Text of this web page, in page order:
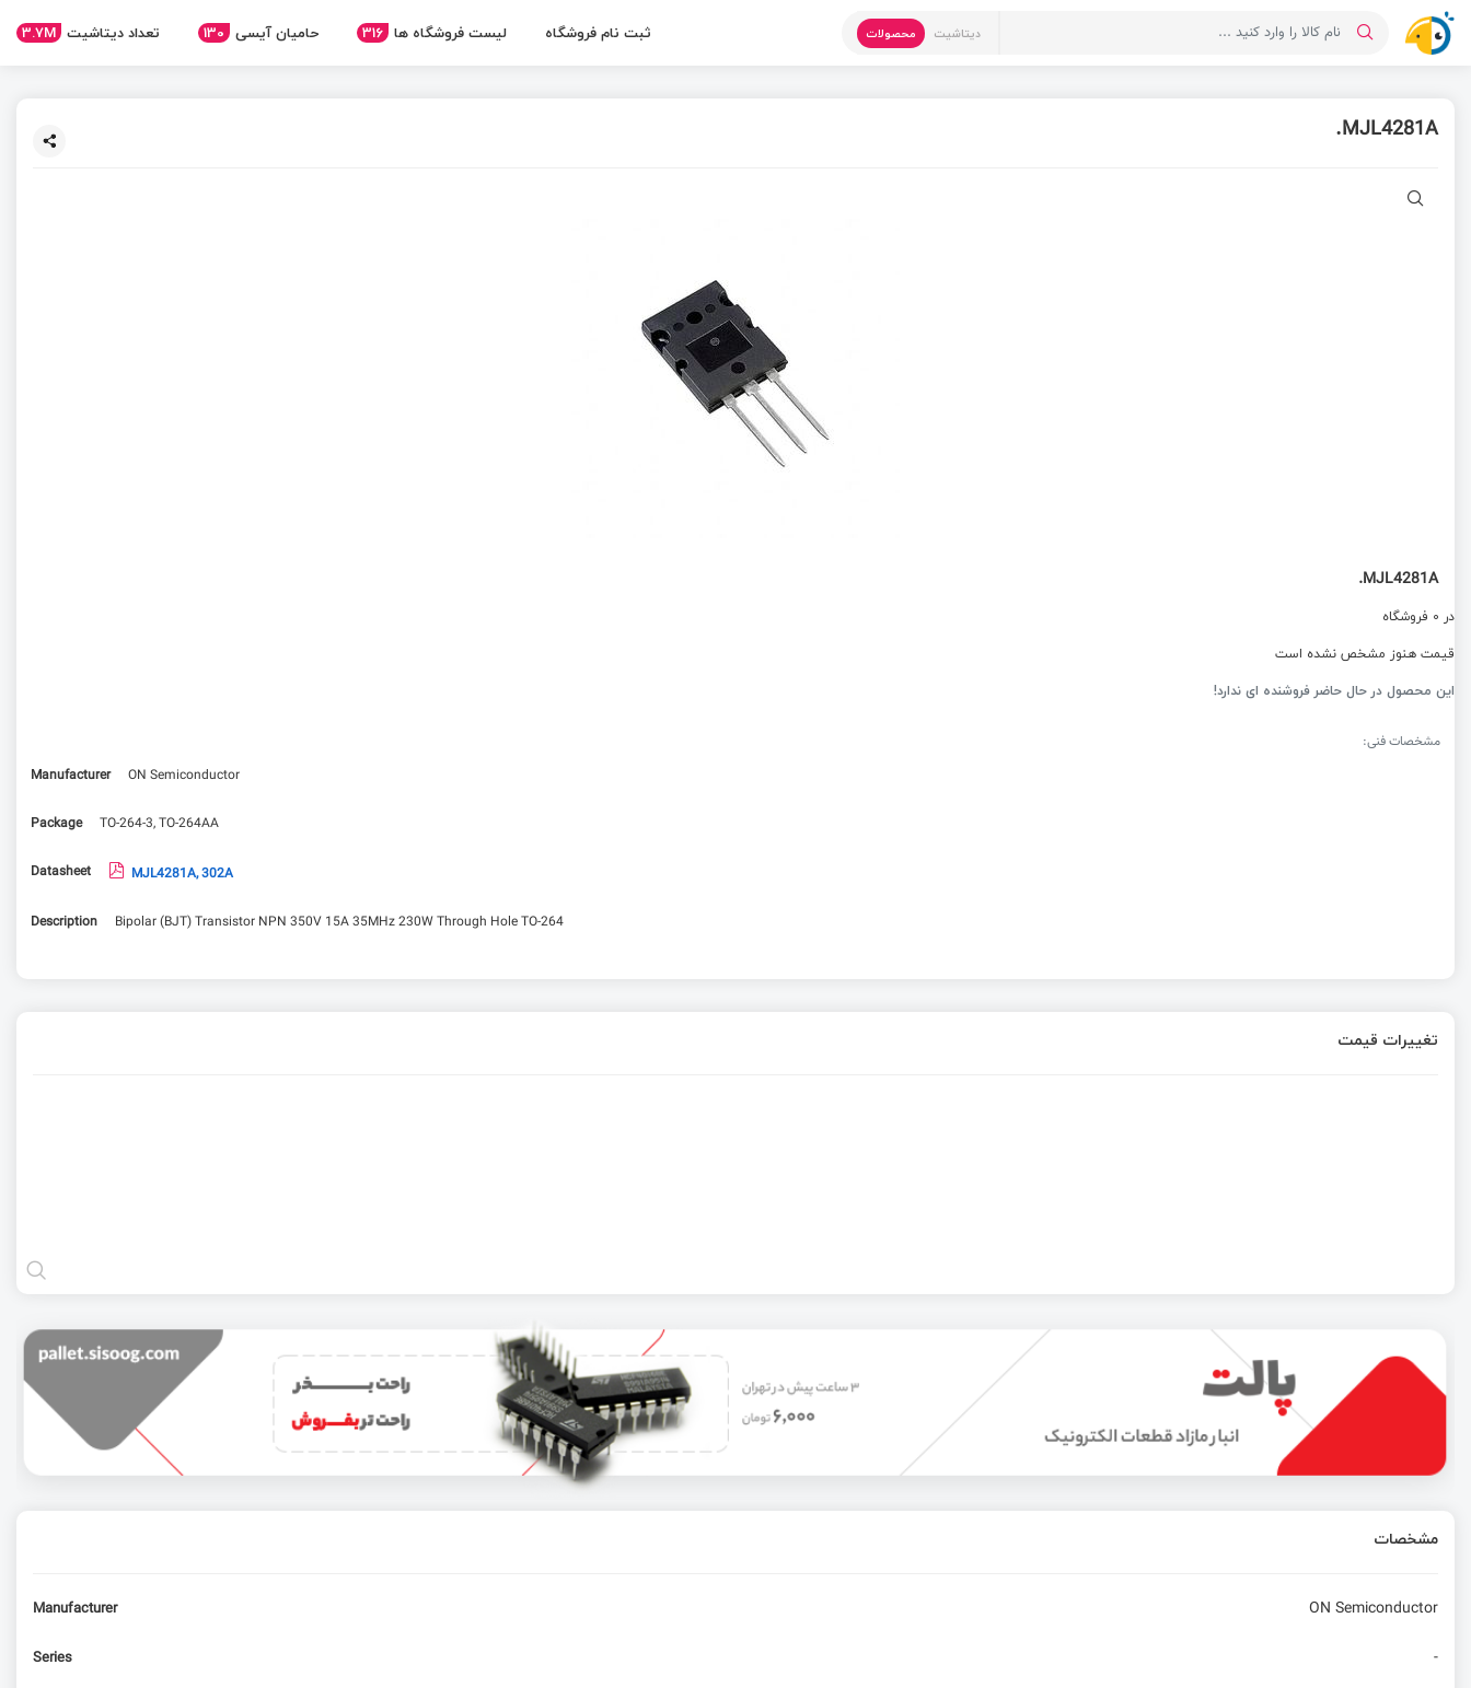
دیتاشیت محصولات ثبت نام فروشگاه لیست فروشگاه ها 316 حامیان آیسی 130 تعداد دیتاشیت 3.7M
MJL4281A.
MJL4281A.
در 0 فروشگاه
قیمت هنوز مشخص نشده است
این محصول در حال حاضر فروشنده ای ندارد!
مشخصات فنی:
Manufacturer
ON Semiconductor
Package TO-264-3, TO-264AA
Datasheet MJL4281A, 302A
Description Bipolar (BJT) Transistor NPN 350V 15A 35MHz 230W Through Hole TO-264
تغییرات قیمت
مشخصات
Manufacturer ON Semiconductor
Series -